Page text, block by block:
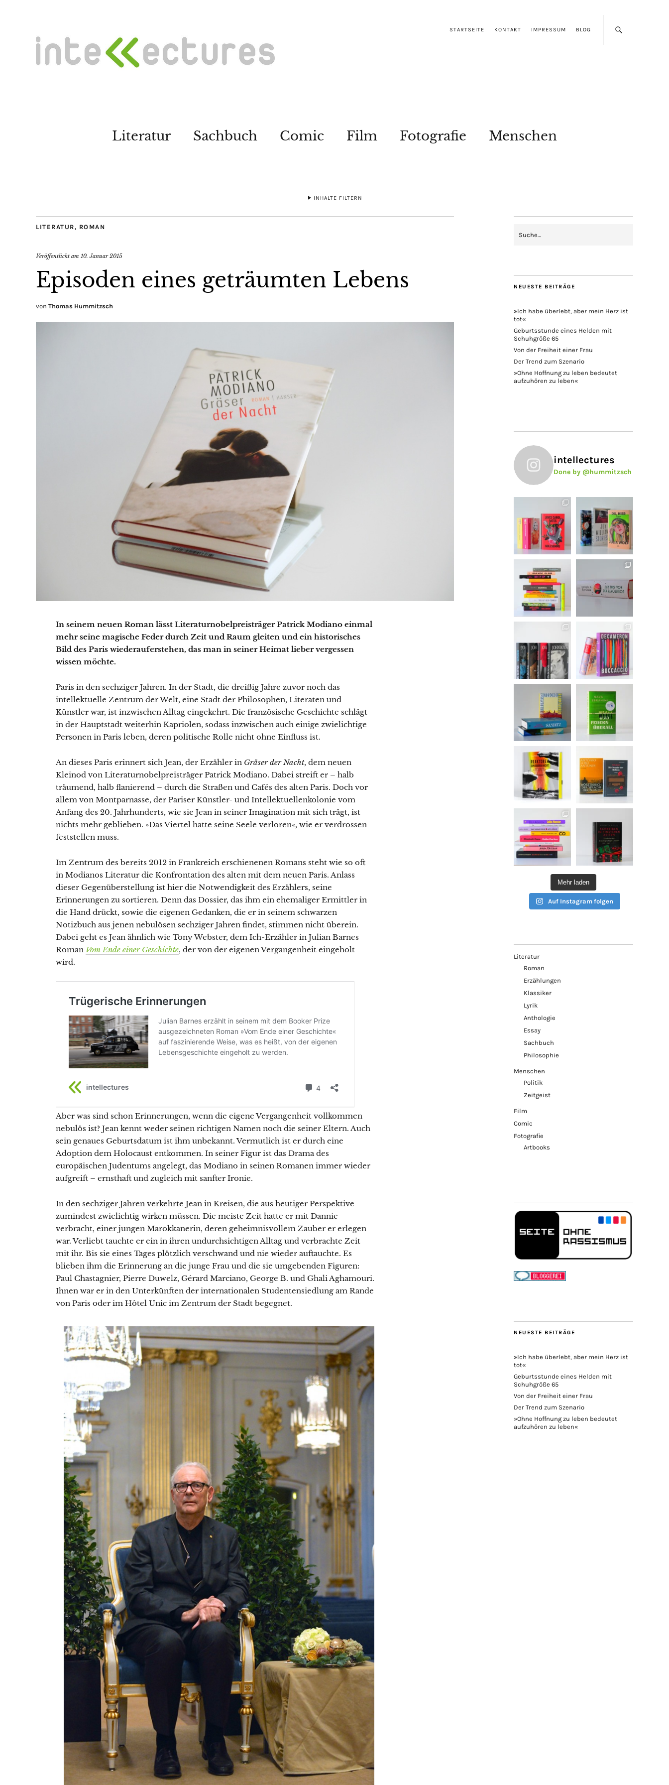
STARTSEITE KONTAKT IMPRESSUM BLOG
Literatur Sachbuch Comic Film Fotografie Menschen
INHALTE FILTERN
LITERATUR, ROMAN
Veröffentlicht am 10. Januar 2015
Episoden eines geträumten Lebens
von Thomas Hummitzsch
In seinem neuen Roman lässt Literaturnobelpreisträger Patrick Modiano einmal
mehr seine magische Feder durch Zeit und Raum gleiten und ein historisches
Bild des Paris wiederauferstehen, das man in seiner Heimat lieber vergessen
wissen möchte.
Paris in den sechziger Jahren. In der Stadt, die dreißig Jahre zuvor noch das
intellektuelle Zentrum der Welt, eine Stadt der Philosophen, Literaten und
Künstler war, ist inzwischen Alltag eingekehrt. Die französische Geschichte schlägt
in der Hauptstadt weiterhin Kapriolen, sodass inzwischen auch einige zwielichtige
Personen in Paris leben, deren politische Rolle nicht ohne Einfluss ist.
An dieses Paris erinnert sich Jean, der Erzähler in Gräser der Nacht, dem neuen
Kleinod von Literaturnobelpreisträger Patrick Modiano. Dabei streift er – halb
träumend, halb flanierend – durch die Straßen und Cafés des alten Paris. Doch vor
allem von Montparnasse, der Pariser Künstler- und Intellektuellenkolonie vom
Anfang des 20. Jahrhunderts, wie sie Jean in seiner Imagination mit sich trägt, ist
nichts mehr geblieben. »Das Viertel hatte seine Seele verloren«, wie er verdrossen
feststellen muss.
Im Zentrum des bereits 2012 in Frankreich erschienenen Romans steht wie so oft
in Modianos Literatur die Konfrontation des alten mit dem neuen Paris. Anlass
dieser Gegenüberstellung ist hier die Notwendigkeit des Erzählers, seine
Erinnerungen zu sortieren. Denn das Dossier, das ihm ein ehemaliger Ermittler in
die Hand drückt, sowie die eigenen Gedanken, die er in seinem schwarzen
Notizbuch aus jenen nebulösen sechziger Jahren findet, stimmen nicht überein.
Dabei geht es Jean ähnlich wie Tony Webster, dem Ich-Erzähler in Julian Barnes
Roman Vom Ende einer Geschichte, der von der eigenen Vergangenheit eingeholt
wird.
Aber was sind schon Erinnerungen, wenn die eigene Vergangenheit vollkommen
nebulös ist? Jean kennt weder seinen richtigen Namen noch die seiner Eltern. Auch
sein genaues Geburtsdatum ist ihm unbekannt. Vermutlich ist er durch eine
Adoption dem Holocaust entkommen. In seiner Figur ist das Drama des
europäischen Judentums angelegt, das Modiano in seinen Romanen immer wieder
aufgreift – ernsthaft und zugleich mit sanfter Ironie.
In den sechziger Jahren verkehrte Jean in Kreisen, die aus heutiger Perspektive
zumindest zwielichtig wirken müssen. Die meiste Zeit hatte er mit Dannie
verbracht, einer jungen Marokkanerin, deren geheimnisvollem Zauber er erlegen
war. Verliebt tauchte er ein in ihren undurchsichtigen Alltag und verbrachte Zeit
mit ihr. Bis sie eines Tages plötzlich verschwand und nie wieder auftauchte. Es
blieben ihm die Erinnerung an die junge Frau und die sie umgebenden Figuren:
Paul Chastagnier, Pierre Duwelz, Gérard Marciano, George B. und Ghali Aghamouri.
Ihnen war er in den Unterkünften der internationalen Studentensiedlung am Rande
von Paris oder im Hôtel Unic im Zentrum der Stadt begegnet.
NEUESTE BEITRÄGE
»Ich habe überlebt, aber mein Herz ist
tot«
Geburtsstunde eines Helden mit
Schuhgröße 65
Von der Freiheit einer Frau
Der Trend zum Szenario
»Ohne Hoffnung zu leben bedeutet
aufzuhören zu leben«
intellectures
Done by @hummitzsch
Mehr laden
Auf Instagram folgen
Literatur
Roman
Erzählungen
Klassiker
Lyrik
Anthologie
Essay
Sachbuch
Philosophie
Menschen
Politik
Zeitgeist
Film
Comic
Fotografie
Artbooks
NEUESTE BEITRÄGE
»Ich habe überlebt, aber mein Herz ist
tot«
Geburtsstunde eines Helden mit
Schuhgröße 65
Von der Freiheit einer Frau
Der Trend zum Szenario
»Ohne Hoffnung zu leben bedeutet
aufzuhören zu leben«